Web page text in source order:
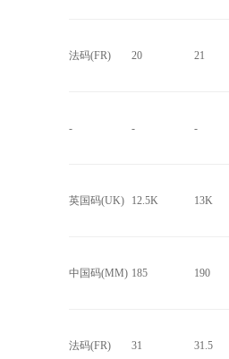
法码(FR) 20 21
- - -
英国码(UK) 12.5K 13K
中国码(MM) 185 190
法码(FR) 31 31.5